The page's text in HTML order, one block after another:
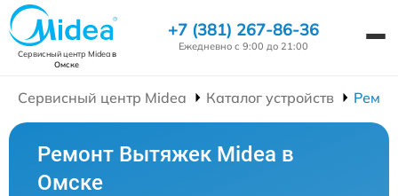
Сервисный центр Mideaв
Омске
+7 (381) 267-86-36
Ежедневно с 9:00 до 21:00
Сервисный центр Midea Каталог устройств
Ремонт Вытяжек Midea в
Омске